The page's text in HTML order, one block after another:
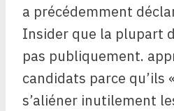
a précédemment
Insider que la plupart
pas publiquement.
candidats parce qu’ils
s’aliéner inutilement